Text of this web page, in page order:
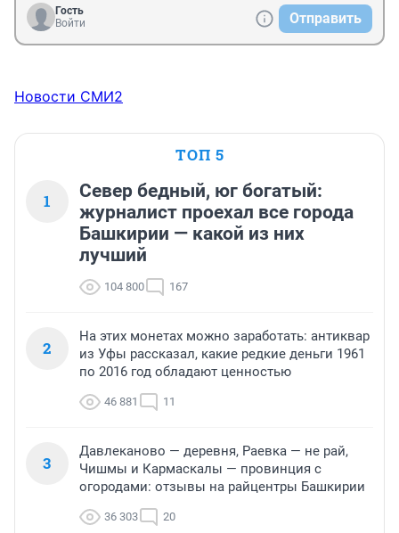
В НХЛ выступает 41 игрок из России.
Гость
Войти
Отправить
Новости СМИ2
ТОП 5
1
Север бедный, юг богатый:
журналист проехал все города
Башкирии — какой из них
лучший
104 800 167
2
На этих монетах можно заработать: антиквар
из Уфы рассказал, какие редкие деньги 1961
по 2016 год обладают ценностью
46 881 11
3
Давлеканово — деревня, Раевка — не рай,
Чишмы и Кармаскалы — провинция с
огородами: отзывы на райцентры Башкирии
36 303 20